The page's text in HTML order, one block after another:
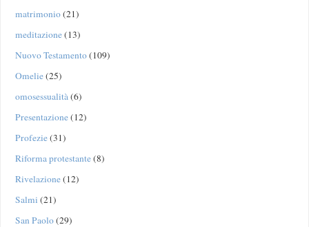
matrimonio(21)
meditazione(13)
Nuovo Testamento(109)
Omelie(25)
omosessualità(6)
Presentazione(12)
Profezie(31)
Riforma protestante(8)
Rivelazione(12)
Salmi (21)
San Paolo(29)